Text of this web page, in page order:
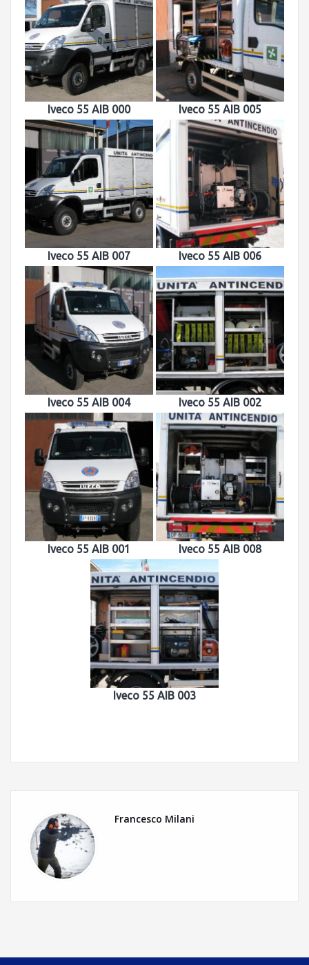
Iveco 55 AIB 000 Iveco 55 AIB 005
Iveco 55 AIB 007 Iveco 55 AIB 006
Iveco 55 AIB 004 Iveco 55 AIB 002
Iveco 55 AIB 001 Iveco 55 AIB 008
Iveco 55 AIB 003
Francesco Milani